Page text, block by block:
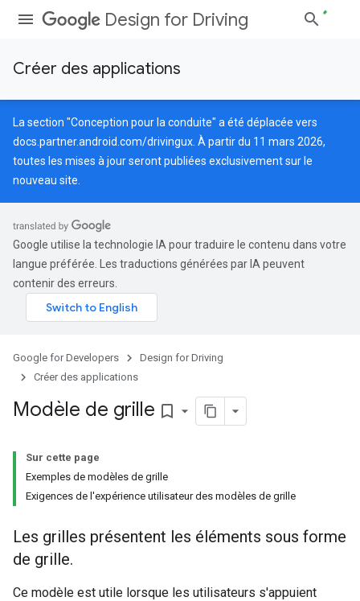
Design for Driving
Créer des applications
La section "Conception pour la conduite" a été déplacée vers
docs.partner.android.com/drivingux . À partir du 11 mars 2026,
toutes les mises à jour seront publiées exclusivement sur le
nouveau site.
Google utilise la technologie IA pour traduire le contenu dans votre
langue préférée. Les traductions générées par IA peuvent
contenir des erreurs.
Google for Developers
Design for Driving
Créer des applications
Modèle de grille bookmark_border
Sur cette page
Exemples de modèles de grille
Exigences de l'expérience utilisateur des modèles de grille
Les grilles présentent les éléments sous forme
de grille.
Ce modèle est utile lorsque les utilisateurs s'appuient